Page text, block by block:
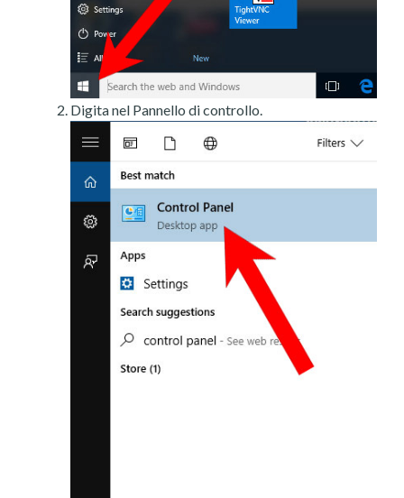
Digita nel Pannello di controllo.